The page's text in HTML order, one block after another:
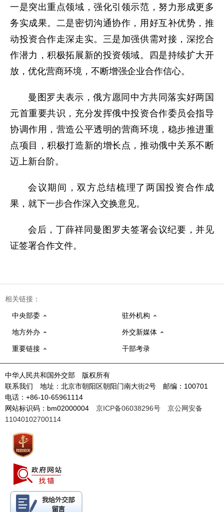
一是突出重点领域，强化引领示范，努力形成更多
务实成果。二是密切沟通协作，用好互补优势，推
动投资合作走深走实。三是加强供需对接，深挖合
作潜力，积极拓展新的投资领域。四是持续扩大开
放，优化营商环境，不断增强企业合作信心。
曼图罗夫表示，俄方愿同中方共同落实好两国
元首重要共识，充分发挥俄中投资合作委员会指导
协调作用，营造公平透明的营商环境，稳步推进重
点项目，积极打造新的增长点，推动俄中关系不断
迈上新台阶。
会议期间，双方总结梳理了两国投资合作成
果，就下一步合作深入交换意见。
会后，丁薛祥同曼图罗夫签署会议纪要，并见
证签署合作文件。
相关链接：
中央部委 驻外机构
地方外办 外交新媒体
重要链接 干部考录
中华人民共和国外交部 版权所有
联系我们 地址：北京市朝阳区朝阳门南大街2号 邮编：100701
电话：+86-10-65961114
网站标识码：bm02000004 京ICP备06038296号
京公网安备
11040102700114